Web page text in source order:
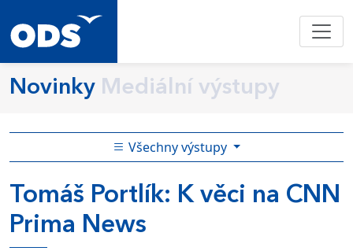
Novinky Mediální výstupy
Všechny výstupy
Tomáš Portlík: K věci na CNN
Prima News